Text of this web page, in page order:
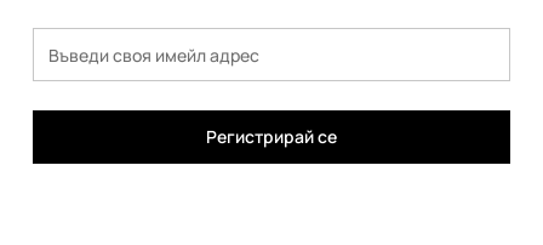
Регистрирай се